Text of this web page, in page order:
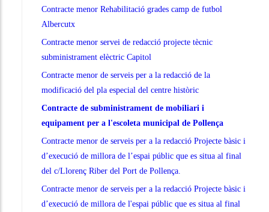
Contracte menor Rehabilitació grades camp de futbol
Albercutx
Contracte menor servei de redacció projecte tècnic
subministrament elèctric Capitol
Contracte menor de serveis per a la redacció de la
modificació del pla especial del centre històric
Contracte de subministrament de mobiliari i
equipament per a l'escoleta municipal de Pollença
Contracte menor de serveis per a la redacció Projecte bàsic i
d’execució de millora de l’espai públic que es situa al final
del c/Llorenç Riber del Port de Pollença.
Contracte menor de serveis per a la redacció Projecte bàsic i
d’execució de millora de l'espai públic que es situa al final